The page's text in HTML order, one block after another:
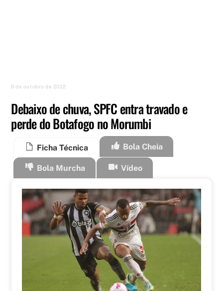
9 de outubro de 2022
Debaixo de chuva, SPFC entra travado e
perde do Botafogo no Morumbi
Ficha Técnica Bola Cheia
Bola Murcha Vídeo